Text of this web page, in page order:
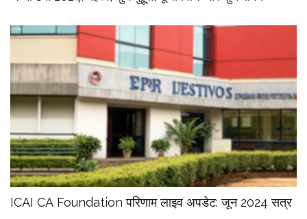
ICAI CA Foundation परिणाम लाइव अपडेट: जून 2024 सत्र